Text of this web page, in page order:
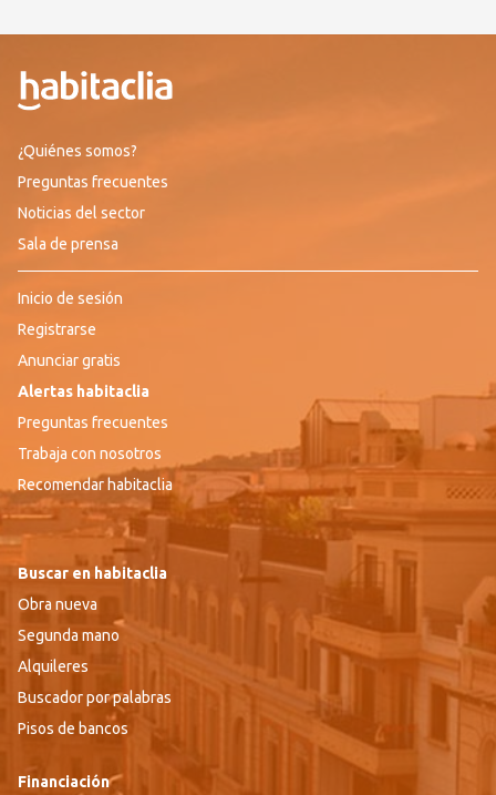
¿Quiénes somos?
Preguntas frecuentes
Noticias del sector
Sala de prensa
Inicio de sesión
Registrarse
Anunciar gratis
Alertas habitaclia
Preguntas frecuentes
Trabaja con nosotros
Recomendar habitaclia
Buscar en habitaclia
Obra nueva
Segunda mano
Alquileres
Buscador por palabras
Pisos de bancos
Financiación